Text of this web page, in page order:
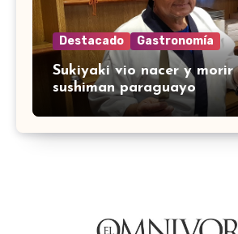
Destacado Gastronomía
Sukiyaki vio nacer y morir
sushiman paraguayo